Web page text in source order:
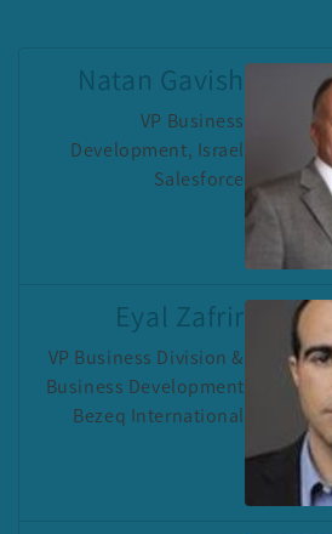
Natan Gavish
VP Business
Development, Israel
Salesforce
Eyal Zafrir
VP Business Division &
Business Development
Bezeq International